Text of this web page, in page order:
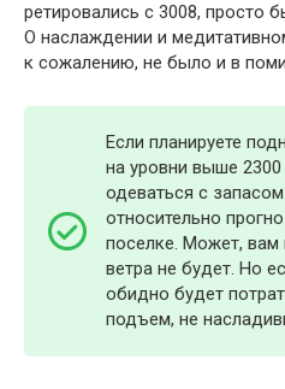
ретировались с 3008, просто
О наслаждении и
к сожалению, не было и в
Если планируете
на уровни выше
одеваться с
относительно
поселке. Может, вам
ветра не будет. Но
обидно будет
подъем, не